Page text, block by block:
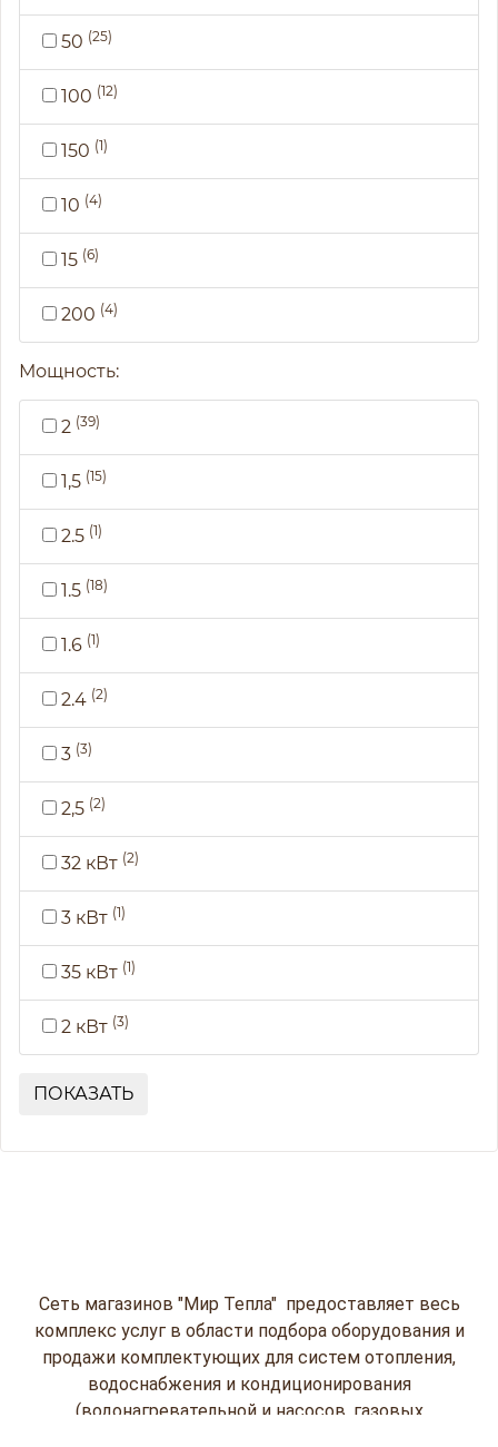
50 (25)
100 (12)
150 (1)
10 (4)
15 (6)
200 (4)
Мощность:
2 (39)
1,5 (15)
2.5 (1)
1.5 (18)
1.6 (1)
2.4 (2)
3 (3)
2,5 (2)
32 кВт (2)
3 кВт (1)
35 кВт (1)
2 кВт (3)
ПОКАЗАТЬ
Сеть магазинов "Мир Тепла" предоставляет весь
комплекс услуг в области подбора оборудования и
продажи комплектующих для систем отопления,
водоснабжения и кондиционирования
(водонагревательной и насосов, газовых